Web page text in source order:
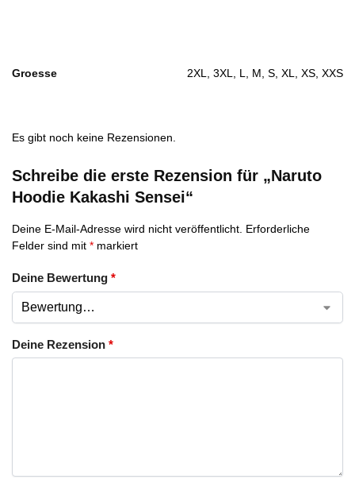
Groesse 2XL, 3XL, L, M, S, XL, XS, XXS
Es gibt noch keine Rezensionen.
Schreibe die erste Rezension für „Naruto
Hoodie Kakashi Sensei“
Deine E-Mail-Adresse wird nicht veröffentlicht. Erforderliche
Felder sind mit * markiert
Deine Bewertung *
Deine Rezension *